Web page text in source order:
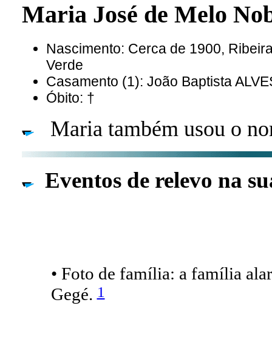
Maria José de Melo
Nascimento: Cerca de 1900,
Verde
Casamento (1): João Baptista
Óbito: †
Maria também usou o
Eventos de relevo na
• Foto de família: a família
Gegé.1